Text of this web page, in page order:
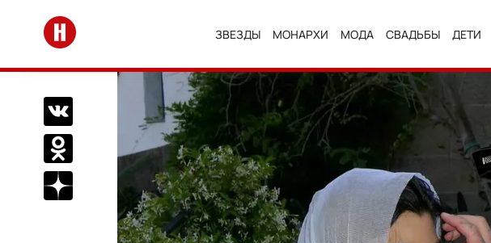
Перейти на главную
ЗВЕЗДЫ МОНАРХИ МОДА СВАДЬБЫ ДЕТИ
Поделиться Вконтакте
Поделиться в Одноклассниках
Подписаться на нас в Дзен